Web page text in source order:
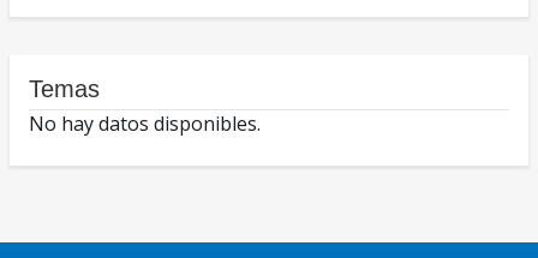
Temas
No hay datos disponibles.